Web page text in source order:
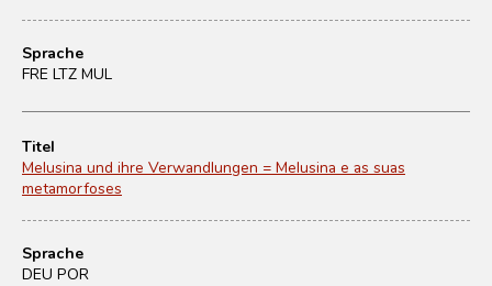
Sprache
FRE LTZ MUL
Titel
Melusina und ihre Verwandlungen = Melusina e as suas
metamorfoses
Sprache
DEU POR